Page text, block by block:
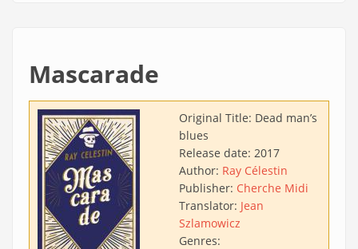
Mascarade
Original Title: Dead man’s
blues
Release date: 2017
Author: Ray Célestin
Publisher: Cherche Midi
Translator: Jean
Szlamowicz
Genres: